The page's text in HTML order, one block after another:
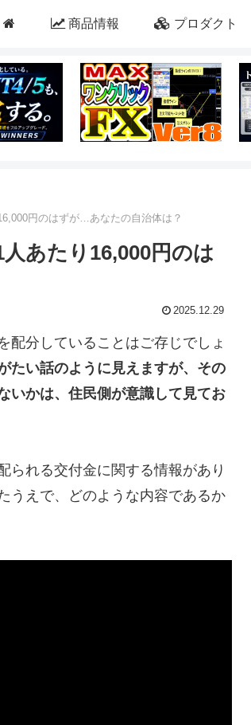
商品情報 プロダクト
円のはずが…あなたの自治体は？
あたり16,000円のは
2025.12.29
配分していることはご存じでしょ
たい話のように見えますが、その
いかは、住民側が意識して見てお
られる交付金に関する情報があり
うえで、どのような内容であるか